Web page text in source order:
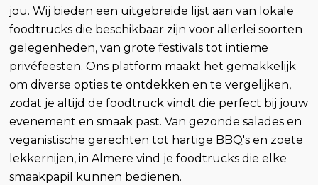
jou. Wij bieden een uitgebreide lijst aan van lokale
foodtrucks die beschikbaar zijn voor allerlei soorten
gelegenheden, van grote festivals tot intieme
privéfeesten. Ons platform maakt het gemakkelijk
om diverse opties te ontdekken en te vergelijken,
zodat je altijd de foodtruck vindt die perfect bij jouw
evenement en smaak past. Van gezonde salades en
veganistische gerechten tot hartige BBQ's en zoete
lekkernijen, in Almere vind je foodtrucks die elke
smaakpapil kunnen bedienen.